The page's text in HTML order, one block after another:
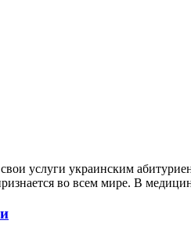
услуги украинским
во всем мире. В